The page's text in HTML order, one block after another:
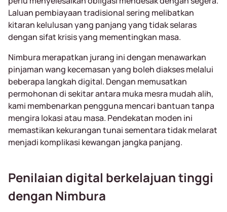
Laluan pembiayaan tradisional sering melibatkan
kitaran kelulusan yang panjang yang tidak selaras
dengan sifat krisis yang mementingkan masa.
Nimbura merapatkan jurang ini dengan menawarkan
pinjaman wang kecemasan yang boleh diakses melalui
beberapa langkah digital. Dengan memusatkan
permohonan di sekitar antara muka mesra mudah alih,
kami membenarkan pengguna mencari bantuan tanpa
mengira lokasi atau masa. Pendekatan moden ini
memastikan kekurangan tunai sementara tidak melarat
menjadi komplikasi kewangan jangka panjang.
Penilaian digital berkelajuan tinggi
dengan Nimbura